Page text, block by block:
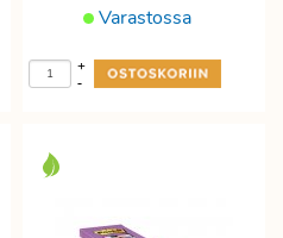
Varastossa
-
+